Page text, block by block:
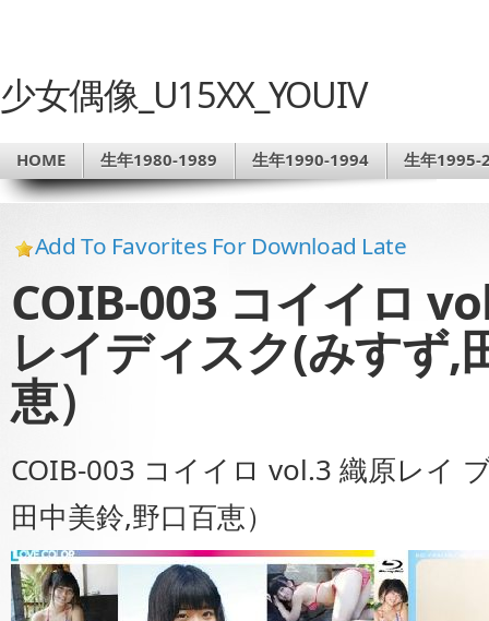
少女偶像_U15XX_YOUIV
HOME 生年1980-1989 生年1990-1994 生年1995-
Add To Favorites For Download Late
COIB-003 コイイロ
レイディスク(みすず,
恵）
COIB-003 コイイロ vol.3 織原レイ
田中美鈴,野口百恵）